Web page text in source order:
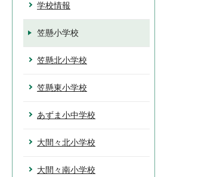
学校情報
笠懸小学校
笠懸北小学校
笠懸東小学校
あずま小中学校
大間々北小学校
大間々南小学校